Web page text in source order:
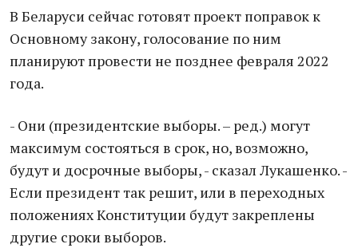
В Беларуси сейчас готовят проект поправок к
Основному закону, голосование по ним
планируют провести не позднее февраля 2022
года.
- Они (президентские выборы. – ред.) могут
максимум состояться в срок, но, возможно,
будут и досрочные выборы, - сказал Лукашенко. -
Если президент так решит, или в переходных
положениях Конституции будут закреплены
другие сроки выборов.